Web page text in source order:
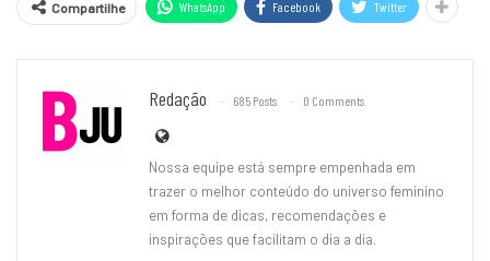
Compartilhe WhatsApp Facebook Twitter
Redação 685 Posts 0 Comments
Nossa equipe está sempre empenhada em
trazer o melhor conteúdo do universo feminino
em forma de dicas, recomendações e
inspirações que facilitam o dia a dia.